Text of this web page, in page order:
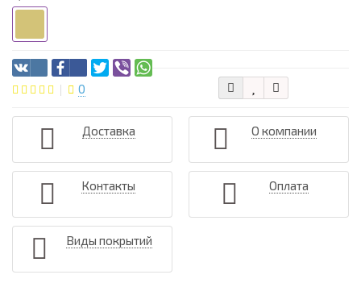
0
Доставка О компании
Контакты Оплата
Виды покрытий